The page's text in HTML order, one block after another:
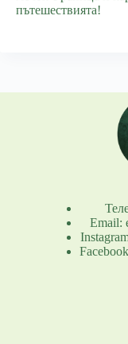
пътешествията!
Email: